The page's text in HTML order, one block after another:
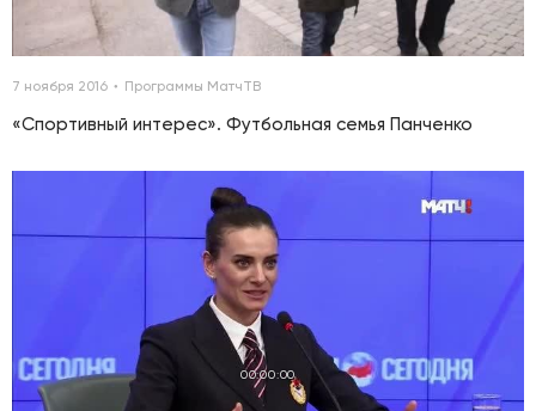
7 ноября 2016 Программы МатчТВ
«Спортивный интерес». Футбольная семья Панченко
00:00:00